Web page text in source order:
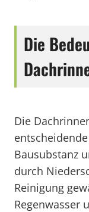
Die
Die
Bausubstanz
durch
Reinigung
Regenwasser